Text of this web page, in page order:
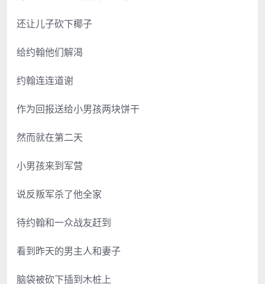
还让儿子砍下椰子
给约翰他们解渴
约翰连连道谢
作为回报送给小男孩两块饼干
然而就在第二天
小男孩来到军营
说反叛军杀了他全家
待约翰和一众战友赶到
看到昨天的男主人和妻子
脑袋被砍下插到木桩上